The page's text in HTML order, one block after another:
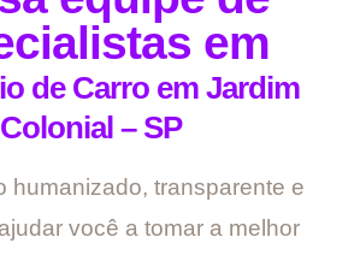
em
de Carro em Jardim
Colonial – SP
humanizado, transparente e
você a tomar a melhor